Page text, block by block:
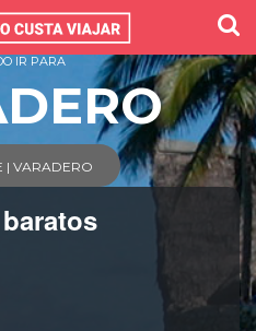
IR PARA
| VARADERO